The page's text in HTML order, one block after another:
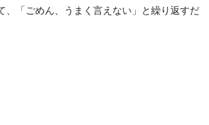
、「ごめん、うまく言えない」と繰り返すだ